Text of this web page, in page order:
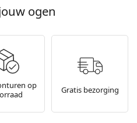
ogen
op
Gratis bezorging